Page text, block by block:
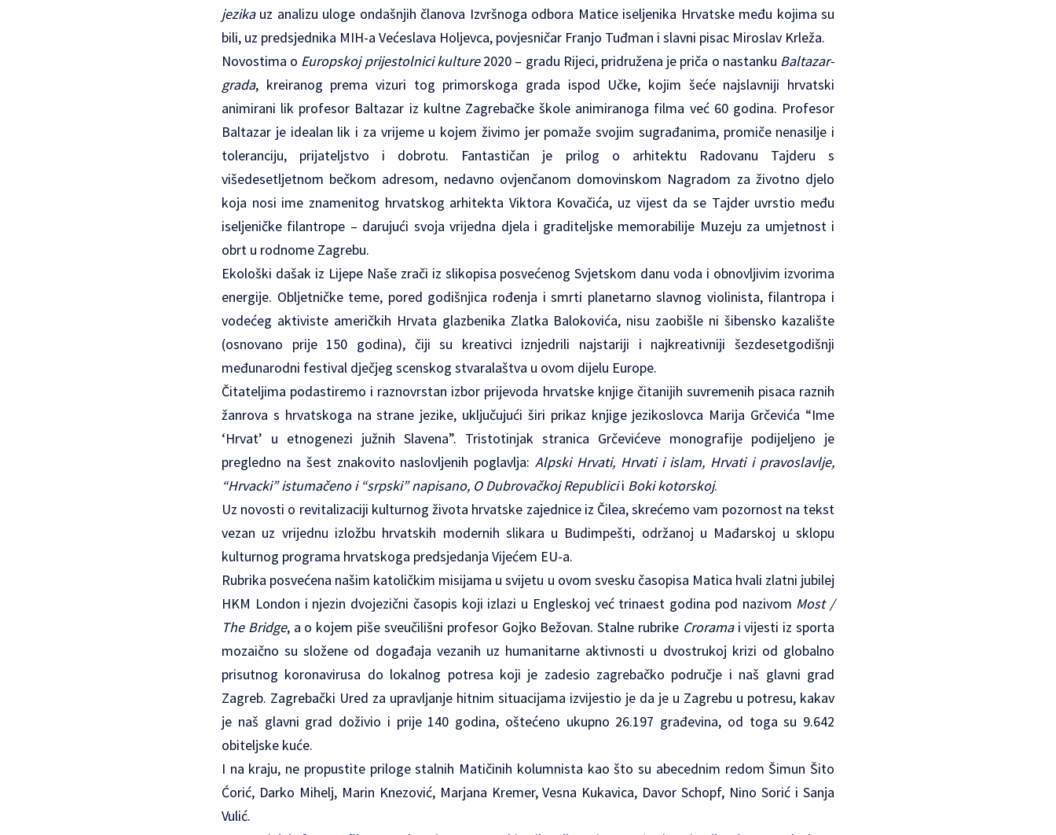
jezikauz analizu uloge ondašnjih članova Izvršnoga odbora Matice iseljenika Hrvatske među kojima su
bili, uz predsjednika MIH-a Većeslava Holjevca, povjesničar Franjo Tuđman i slavni pisac Miroslav Krleža.
Novostima o Europskoj prijestolnici kulture2020 – gradu Rijeci, pridružena je priča o nastanku Baltazar-
grada, kreiranog prema vizuri tog primorskoga grada ispod Učke, kojim šeće najslavniji hrvatski
animirani lik profesor Baltazar iz kultne Zagrebačke škole animiranoga filma već 60 godina. Profesor
Baltazar je idealan lik i za vrijeme u kojem živimo jer pomaže svojim sugrađanima, promiče nenasilje i
toleranciju, prijateljstvo i dobrotu. Fantastičan je prilog o arhitektu Radovanu Tajderu s
višedesetljetnom bečkom adresom, nedavno ovjenčanom domovinskom Nagradom za životno djelo
koja nosi ime znamenitog hrvatskog arhitekta Viktora Kovačića, uz vijest da se Tajder uvrstio među
iseljeničke filantrope – darujući svoja vrijedna djela i graditeljske memorabilije Muzeju za umjetnost i
obrt u rodnome Zagrebu.
Ekološki dašak iz Lijepe Naše zrači iz slikopisa posvećenog Svjetskom danu voda i obnovljivim izvorima
energije. Obljetničke teme, pored godišnjica rođenja i smrti planetarno slavnog violinista, filantropa i
vodećeg aktiviste američkih Hrvata glazbenika Zlatka Balokovića, nisu zaobišle ni šibensko kazalište
(osnovano prije 150 godina), čiji su kreativci iznjedrili najstariji i najkreativniji šezdesetgodišnji
međunarodni festival dječjeg scenskog stvaralaštva u ovom dijelu Europe.
Čitateljima podastiremo i raznovrstan izbor prijevoda hrvatske knjige čitanijih suvremenih pisaca raznih
žanrova s hrvatskoga na strane jezike, uključujući širi prikaz knjige jezikoslovca Marija Grčevića “Ime
‘Hrvat’ u etnogenezi južnih Slavena”. Tristotinjak stranica Grčevićeve monografije podijeljeno je
pregledno na šest znakovito naslovljenih poglavlja:Alpski Hrvati, Hrvati i islam, Hrvati i pravoslavlje,
“Hrvacki” istumačeno i “srpski” napisano, O Dubrovačkoj Republicii Boki kotorskoj.
Uz novosti o revitalizaciji kulturnog života hrvatske zajednice iz Čilea, skrećemo vam pozornost na tekst
vezan uz vrijednu izložbu hrvatskih modernih slikara u Budimpešti, održanoj u Mađarskoj u sklopu
kulturnog programa hrvatskoga predsjedanja Vijećem EU-a.
Rubrika posvećena našim katoličkim misijama u svijetu u ovom svesku časopisa Matica hvali zlatni jubilej
HKM London i njezin dvojezični časopis koji izlazi u Engleskoj već trinaest godina pod nazivom Most /
The Bridge, a o kojem piše sveučilišni profesor Gojko Bežovan. Stalne rubrike Croramai vijesti iz sporta
mozaično su složene od događaja vezanih uz humanitarne aktivnosti u dvostrukoj krizi od globalno
prisutnog koronavirusa do lokalnog potresa koji je zadesio zagrebačko područje i naš glavni grad
Zagreb. Zagrebački Ured za upravljanje hitnim situacijama izvijestio je da je u Zagrebu u potresu, kakav
je naš glavni grad doživio i prije 140 godina, oštećeno ukupno 26.197 građevina, od toga su 9.642
obiteljske kuće.
I na kraju, ne propustite priloge stalnih Matičinih kolumnista kao što su abecednim redom Šimun Šito
Ćorić, Darko Mihelj, Marin Knezović, Marjana Kremer, Vesna Kukavica, Davor Schopf, Nino Sorić i Sanja
Vulić.